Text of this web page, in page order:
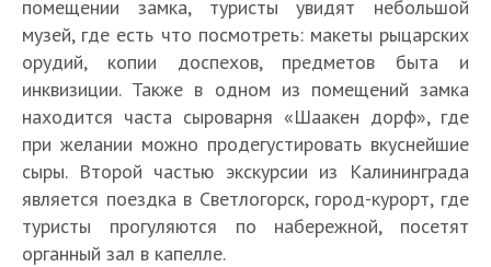
помещении замка, туристы увидят небольшой
музей, где есть что посмотреть: макеты рыцарских
орудий, копии доспехов, предметов быта и
инквизиции. Также в одном из помещений замка
находится часта сыроварня «Шаакен дорф», где
при желании можно продегустировать вкуснейшие
сыры. Второй частью экскурсии из Калининграда
является поездка в Светлогорск, город-курорт, где
туристы прогуляются по набережной, посетят
органный зал в капелле.